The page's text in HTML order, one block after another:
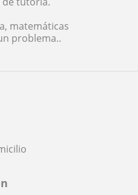
matemáticas
problema..